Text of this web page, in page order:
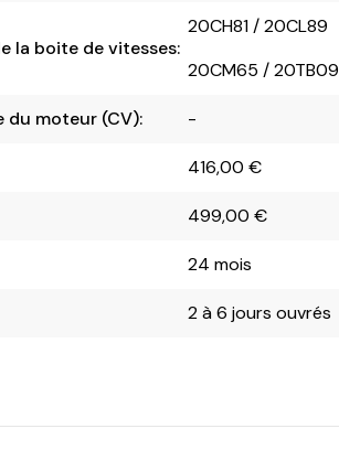
la boite de vitesses:
20CH81 / 20CL89
20CM65 / 20TB09
du moteur (CV): -
416,00€
499,00€
24 mois
2 à 6 jours ouvrés